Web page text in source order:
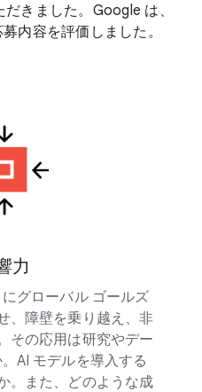
きました。Google は、
内容を評価しました。
力
グローバル ゴールズ
、障壁を乗り越え、非
その応用は研究やデー
AI モデルを導入する
。また、どのような成